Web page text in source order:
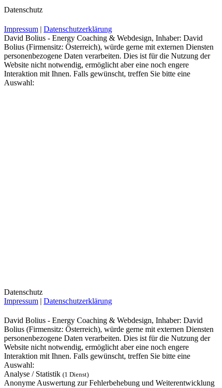
Datenschutz
Impressum | Datenschutzerklärung
David Bolius - Energy Coaching & Webdesign, Inhaber: David
Bolius (Firmensitz: Österreich), würde gerne mit externen Diensten
personenbezogene Daten verarbeiten. Dies ist für die Nutzung der
Website nicht notwendig, ermöglicht aber eine noch engere
Interaktion mit Ihnen. Falls gewünscht, treffen Sie bitte eine
Auswahl:
Datenschutz
Impressum | Datenschutzerklärung
David Bolius - Energy Coaching & Webdesign, Inhaber: David
Bolius (Firmensitz: Österreich), würde gerne mit externen Diensten
personenbezogene Daten verarbeiten. Dies ist für die Nutzung der
Website nicht notwendig, ermöglicht aber eine noch engere
Interaktion mit Ihnen. Falls gewünscht, treffen Sie bitte eine
Auswahl:
Analyse / Statistik (1 Dienst)
Anonyme Auswertung zur Fehlerbehebung und Weiterentwicklung